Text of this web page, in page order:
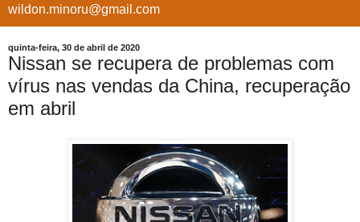
wildon.minoru@gmail.com
quinta-feira, 30 de abril de 2020
Nissan se recupera de problemas com
vírus nas vendas da China, recuperação
em abril